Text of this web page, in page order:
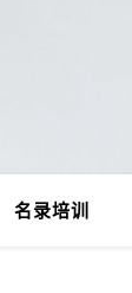
名录培训